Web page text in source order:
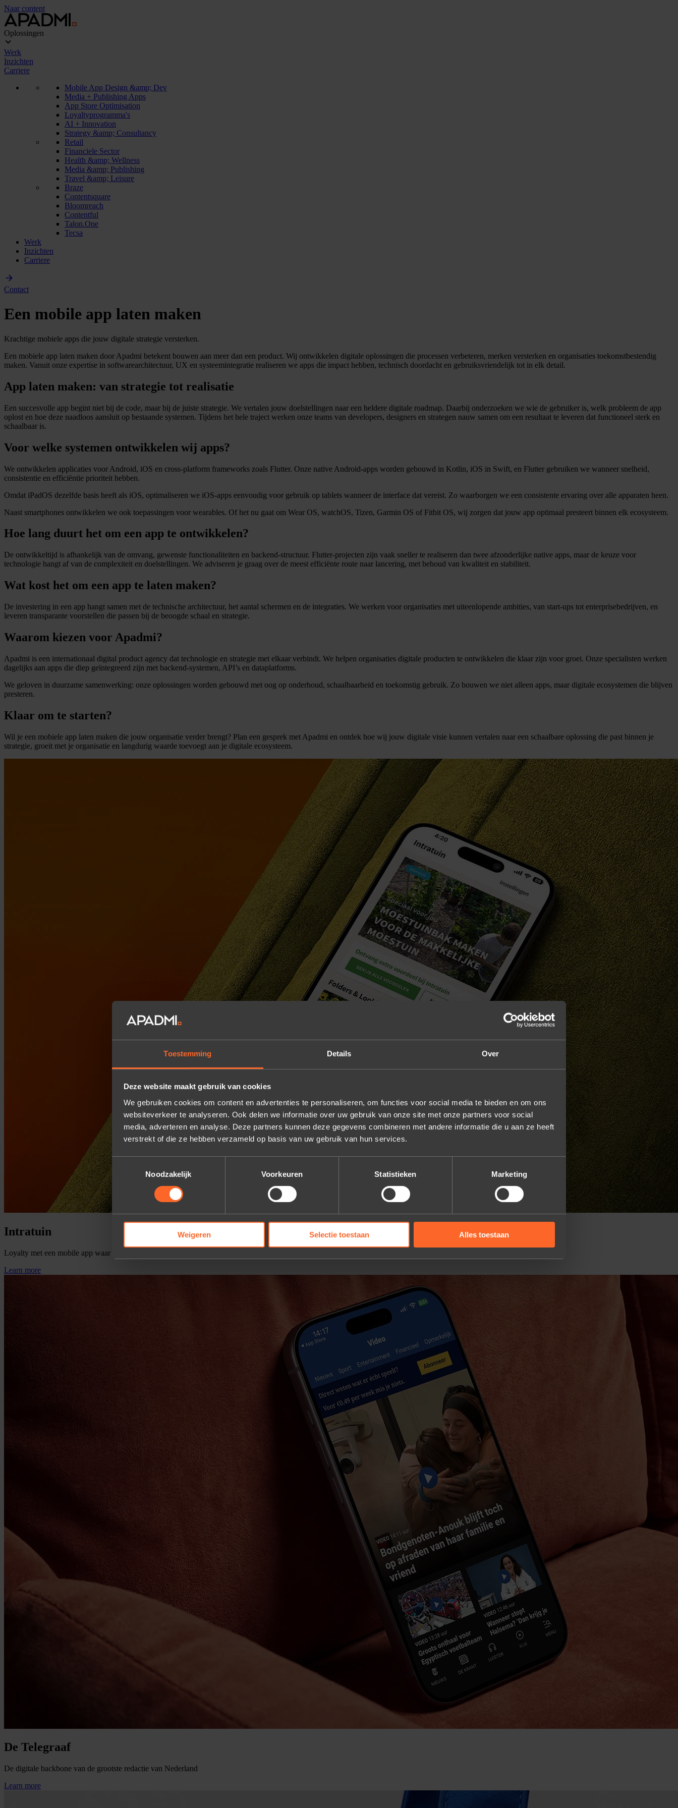
Toestemming Details Over
Deze website maakt gebruik van cookies
We gebruiken cookies om content en advertenties te personaliseren, om functies voor social media te bieden en om ons
websiteverkeer te analyseren. Ook delen we informatie over uw gebruik van onze site met onze partners voor social
media, adverteren en analyse. Deze partners kunnen deze gegevens combineren met andere informatie die u aan ze heeft
verstrekt of die ze hebben verzameld op basis van uw gebruik van hun services.
Noodzakelijk
Voorkeuren Statistieken Marketing
Weigeren Selectie toestaan Alles toestaan
Naar content
Oplossingen
Werk
Inzichten
Carriere
Mobile App Design &amp; Dev
Media + Publishing Apps
App Store Optimisation
Loyaltyprogramma's
AI + Innovation
Strategy &amp; Consultancy
Retail
Financiele Sector
Health &amp; Wellness
Media &amp; Publishing
Travel &amp; Leisure
Braze
Contentsquare
Bloomreach
Contentful
Talon.One
Tecsa
Werk
Inzichten
Carriere
Contact
Een mobile app laten maken
Krachtige mobiele apps die jouw digitale strategie versterken.
Een mobiele app laten maken door Apadmi betekent bouwen aan meer dan een product. Wij ontwikkelen digitale oplossingen die processen verbeteren, merken versterken en organisaties toekomstbestendig
maken. Vanuit onze expertise in softwarearchitectuur, UX en systeemintegratie realiseren we apps die impact hebben, technisch doordacht en gebruiksvriendelijk tot in elk detail.
App laten maken: van strategie tot realisatie
Een succesvolle app begint niet bij de code, maar bij de juiste strategie. We vertalen jouw doelstellingen naar een heldere digitale roadmap. Daarbij onderzoeken we wie de gebruiker is, welk probleem de app
oplost en hoe deze naadloos aansluit op bestaande systemen. Tijdens het hele traject werken onze teams van developers, designers en strategen nauw samen om een resultaat te leveren dat functioneel sterk en
schaalbaar is.
Voor welke systemen ontwikkelen wij apps?
We ontwikkelen applicaties voor Android, iOS en cross-platform frameworks zoals Flutter. Onze native Android-apps worden gebouwd in Kotlin, iOS in Swift, en Flutter gebruiken we wanneer snelheid,
consistentie en efficiëntie prioriteit hebben.
Omdat iPadOS dezelfde basis heeft als iOS, optimaliseren we iOS-apps eenvoudig voor gebruik op tablets wanneer de interface dat vereist. Zo waarborgen we een consistente ervaring over alle apparaten heen.
Naast smartphones ontwikkelen we ook toepassingen voor wearables. Of het nu gaat om Wear OS, watchOS, Tizen, Garmin OS of Fitbit OS, wij zorgen dat jouw app optimaal presteert binnen elk ecosysteem.
Hoe lang duurt het om een app te ontwikkelen?
De ontwikkeltijd is afhankelijk van de omvang, gewenste functionaliteiten en backend-structuur. Flutter-projecten zijn vaak sneller te realiseren dan twee afzonderlijke native apps, maar de keuze voor
technologie hangt af van de complexiteit en doelstellingen. We adviseren je graag over de meest efficiënte route naar lancering, met behoud van kwaliteit en stabiliteit.
Wat kost het om een app te laten maken?
De investering in een app hangt samen met de technische architectuur, het aantal schermen en de integraties. We werken voor organisaties met uiteenlopende ambities, van start-ups tot enterprisebedrijven, en
leveren transparante voorstellen die passen bij de beoogde schaal en strategie.
Waarom kiezen voor Apadmi?
Apadmi is een internationaal digital product agency dat technologie en strategie met elkaar verbindt. We helpen organisaties digitale producten te ontwikkelen die klaar zijn voor groei. Onze specialisten werken
dagelijks aan apps die diep geïntegreerd zijn met backend-systemen, API’s en dataplatforms.
We geloven in duurzame samenwerking: onze oplossingen worden gebouwd met oog op onderhoud, schaalbaarheid en toekomstig gebruik. Zo bouwen we niet alleen apps, maar digitale ecosystemen die blijven
presteren.
Klaar om te starten?
Wil je een mobiele app laten maken die jouw organisatie verder brengt? Plan een gesprek met Apadmi en ontdek hoe wij jouw digitale visie kunnen vertalen naar een schaalbare oplossing die past binnen je
strategie, groeit met je organisatie en langdurig waarde toevoegt aan je digitale ecosysteem.
Intratuin
Loyalty met een mobile app waar klanten van houden
Learn more
De Telegraaf
De digitale backbone van de grootste redactie van Nederland
Learn more